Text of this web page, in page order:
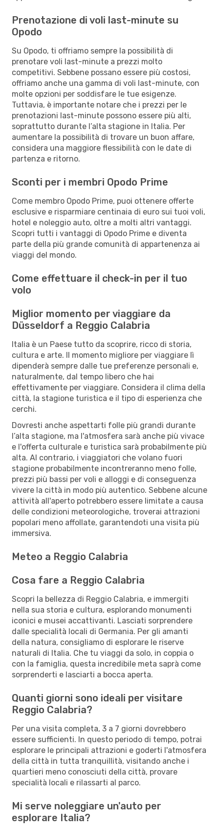
Prenotazione di voli last-minute su
Opodo
Su Opodo, ti offriamo sempre la possibilità di
prenotare voli last-minute a prezzi molto
competitivi. Sebbene possano essere più costosi,
offriamo anche una gamma di voli last-minute, con
molte opzioni per soddisfare le tue esigenze.
Tuttavia, è importante notare che i prezzi per le
prenotazioni last-minute possono essere più alti,
soprattutto durante l’alta stagione in Italia. Per
aumentare la possibilità di trovare un buon affare,
considera una maggiore flessibilità con le date di
partenza e ritorno.
Sconti per i membri Opodo Prime
Come membro Opodo Prime, puoi ottenere offerte
esclusive e risparmiare centinaia di euro sui tuoi voli,
hotel e noleggio auto, oltre a molti altri vantaggi.
Scopri tutti i vantaggi di Opodo Prime e diventa
parte della più grande comunità di appartenenza ai
viaggi del mondo.
Come effettuare il check-in per il tuo
volo
Miglior momento per viaggiare da
Düsseldorf a Reggio Calabria
Italia è un Paese tutto da scoprire, ricco di storia,
cultura e arte. Il momento migliore per viaggiare lì
dipenderà sempre dalle tue preferenze personali e,
naturalmente, dal tempo libero che hai
effettivamente per viaggiare. Considera il clima della
città, la stagione turistica e il tipo di esperienza che
cerchi.
Dovresti anche aspettarti folle più grandi durante
l’alta stagione, ma l'atmosfera sarà anche più vivace
e l'offerta culturale e turistica sarà probabilmente più
alta. Al contrario, i viaggiatori che volano fuori
stagione probabilmente incontreranno meno folle,
prezzi più bassi per voli e alloggi e di conseguenza
vivere la città in modo più autentico. Sebbene alcune
attività all'aperto potrebbero essere limitate a causa
delle condizioni meteorologiche, troverai attrazioni
popolari meno affollate, garantendoti una visita più
immersiva.
Meteo a Reggio Calabria
Cosa fare a Reggio Calabria
Scopri la bellezza di Reggio Calabria, e immergiti
nella sua storia e cultura, esplorando monumenti
iconici e musei accattivanti. Lasciati sorprendere
dalle specialità locali di Germania. Per gli amanti
della natura, consigliamo di esplorare le riserve
naturali di Italia. Che tu viaggi da solo, in coppia o
con la famiglia, questa incredibile meta saprà come
sorprenderti e lasciarti a bocca aperta.
Quanti giorni sono ideali per visitare
Reggio Calabria?
Per una visita completa, 3 a 7 giorni dovrebbero
essere sufficienti. In questo periodo di tempo, potrai
esplorare le principali attrazioni e goderti l'atmosfera
della città in tutta tranquillità, visitando anche i
quartieri meno conosciuti della città, provare
specialità locali e rilassarti al parco.
Mi serve noleggiare un'auto per
esplorare Italia?